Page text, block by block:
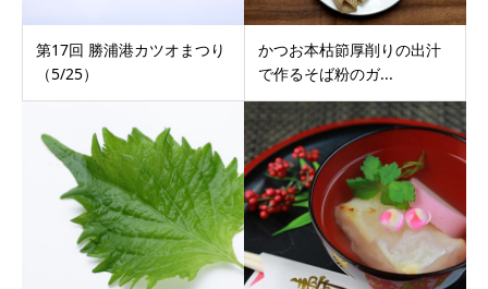
第17回 勝浦港カツオまつり
（5/25）
かつお本枯節厚削りの出汁
で作るそば粉のガ...